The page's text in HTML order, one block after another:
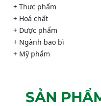
+ Thực phẩm
+ Hoá chất
+ Dược phẩm
+ Ngành bao bì
+ Mỹ phẩm
SẢN